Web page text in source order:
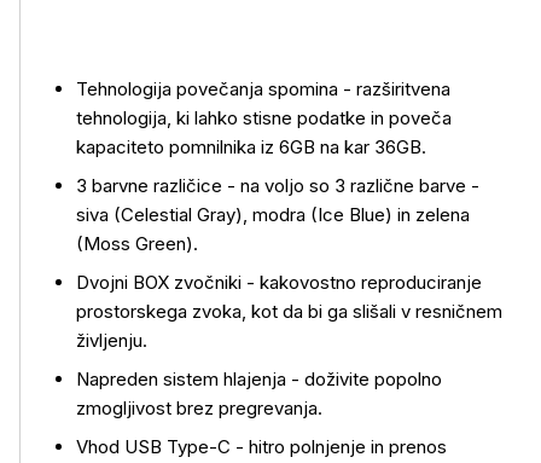
Tehnologija povečanja spomina - razširitvena
tehnologija, ki lahko stisne podatke in poveča
kapaciteto pomnilnika iz 6GB na kar 36GB.
3 barvne različice - na voljo so 3 različne barve -
siva (Celestial Gray), modra (Ice Blue) in zelena
(Moss Green).
Dvojni BOX zvočniki - kakovostno reproduciranje
prostorskega zvoka, kot da bi ga slišali v resničnem
življenju.
Napreden sistem hlajenja - doživite popolno
zmogljivost brez pregrevanja.
Vhod USB Type-C - hitro polnjenje in prenos